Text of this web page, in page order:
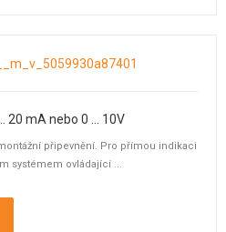
20 mA nebo 0 ... 10V
připevnění. Pro přímou indikaci
systémem ovládající ...